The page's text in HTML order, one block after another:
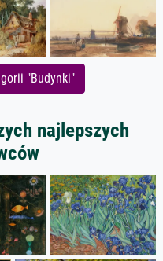
"Budynki"
najlepszych